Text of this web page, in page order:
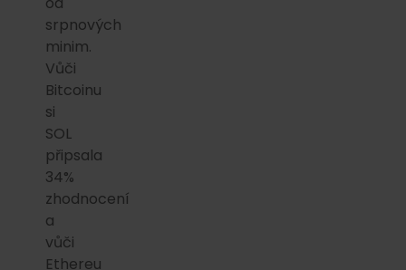
srpnových
minim.
Vůči
Bitcoinu
si
SOL
připsala
34%
zhodnocení
a
vůči
Ethereu